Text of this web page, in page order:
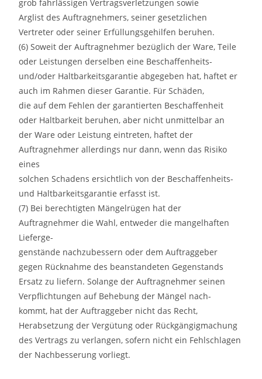
grob fahrlässigen Vertragsverletzungen sowie
Arglist des Auftragnehmers, seiner gesetzlichen
Vertreter oder seiner Erfüllungsgehilfen beruhen.
(6) Soweit der Auftragnehmer bezüglich der Ware, Teile
oder Leistungen derselben eine Beschaffenheits-
und/oder Haltbarkeitsgarantie abgegeben hat, haftet er
auch im Rahmen dieser Garantie. Für Schäden,
die auf dem Fehlen der garantierten Beschaffenheit
oder Haltbarkeit beruhen, aber nicht unmittelbar an
der Ware oder Leistung eintreten, haftet der
Auftragnehmer allerdings nur dann, wenn das Risiko
eines
solchen Schadens ersichtlich von der Beschaffenheits-
und Haltbarkeitsgarantie erfasst ist.
(7) Bei berechtigten Mängelrügen hat der
Auftragnehmer die Wahl, entweder die mangelhaften
Lieferge-
genstände nachzubessern oder dem Auftraggeber
gegen Rücknahme des beanstandeten Gegenstands
Ersatz zu liefern. Solange der Auftragnehmer seinen
Verpflichtungen auf Behebung der Mängel nach-
kommt, hat der Auftraggeber nicht das Recht,
Herabsetzung der Vergütung oder Rückgängigmachung
des Vertrags zu verlangen, sofern nicht ein Fehlschlagen
der Nachbesserung vorliegt.